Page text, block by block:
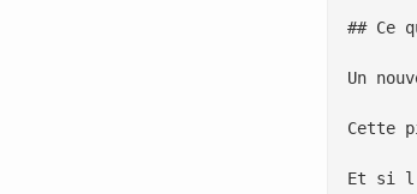
## Ce
Un
Cette
Et si